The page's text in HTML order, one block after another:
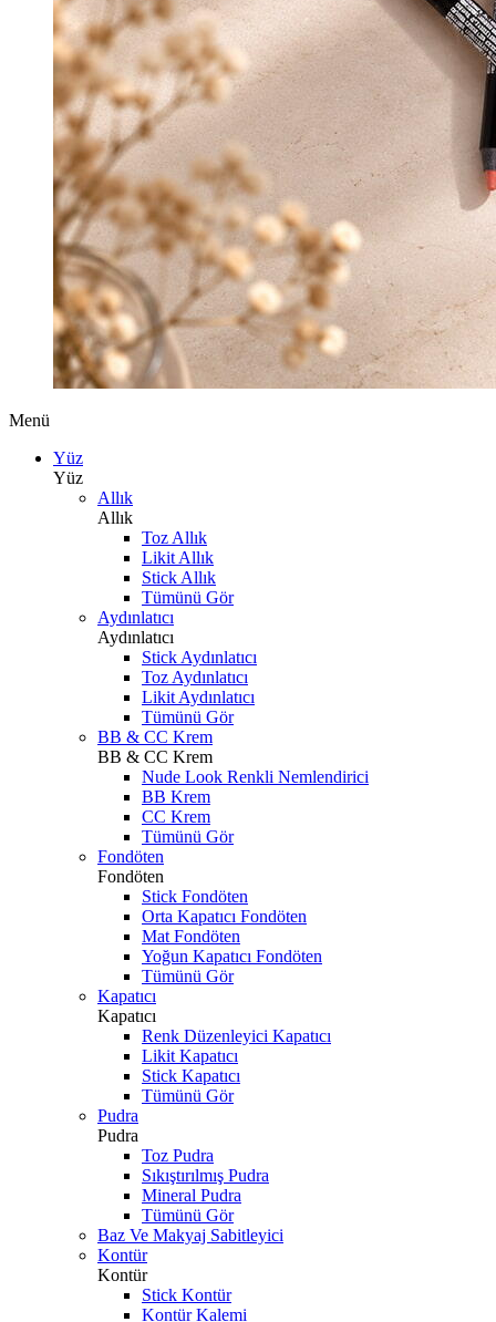
Menü
Yüz
Yüz
Allık
Allık
Toz Allık
Likit Allık
Stick Allık
Tümünü Gör
Aydınlatıcı
Aydınlatıcı
Stick Aydınlatıcı
Toz Aydınlatıcı
Likit Aydınlatıcı
Tümünü Gör
BB & CC Krem
BB & CC Krem
Nude Look Renkli Nemlendirici
BB Krem
CC Krem
Tümünü Gör
Fondöten
Fondöten
Stick Fondöten
Orta Kapatıcı Fondöten
Mat Fondöten
Yoğun Kapatıcı Fondöten
Tümünü Gör
Kapatıcı
Kapatıcı
Renk Düzenleyici Kapatıcı
Likit Kapatıcı
Stick Kapatıcı
Tümünü Gör
Pudra
Pudra
Toz Pudra
Sıkıştırılmış Pudra
Mineral Pudra
Tümünü Gör
Baz Ve Makyaj Sabitleyici
Kontür
Kontür
Stick Kontür
Kontür Kalemi